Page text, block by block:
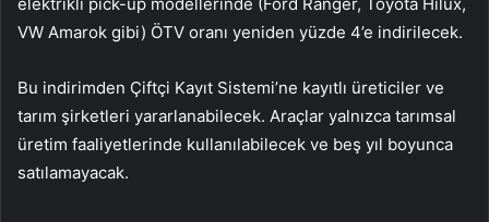
VW Amarok gibi) ÖTV oranı yeniden yüzde 4’e indirilecek.
Bu indirimden Çiftçi Kayıt Sistemi’ne kayıtlı üreticiler ve
tarım şirketleri yararlanabilecek. Araçlar yalnızca tarımsal
üretim faaliyetlerinde kullanılabilecek ve beş yıl boyunca
satılamayacak.